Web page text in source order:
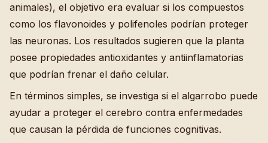
animales), el objetivo era evaluar si los compuestos
como los flavonoides y polifenoles podrían proteger
las neuronas. Los resultados sugieren que la planta
posee propiedades antioxidantes y antiinflamatorias
que podrían frenar el daño celular.
En términos simples, se investiga si el algarrobo puede
ayudar a proteger el cerebro contra enfermedades
que causan la pérdida de funciones cognitivas.